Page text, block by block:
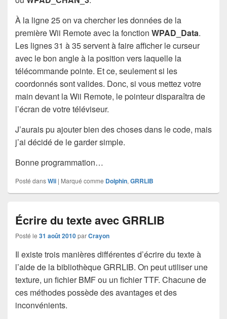
À la ligne 25 on va chercher les données de la
première Wii Remote avec la fonction WPAD_Data.
Les lignes 31 à 35 servent à faire afficher le curseur
avec le bon angle à la position vers laquelle la
télécommande pointe. Et ce, seulement si les
coordonnés sont valides. Donc, si vous mettez votre
main devant la Wii Remote, le pointeur disparaîtra de
l’écran de votre téléviseur.
J’aurais pu ajouter bien des choses dans le code, mais
j’ai décidé de le garder simple.
Bonne programmation…
Posté dansWii | Marqué comme Dolphin, GRRLIB
Écrire du texte avec GRRLIB
Posté le 31 août 2010parCrayon
Il existe trois manières différentes d’écrire du texte à
l’aide de la bibliothèque GRRLIB. On peut utiliser une
texture, un fichier BMF ou un fichier TTF. Chacune de
ces méthodes possède des avantages et des
inconvénients.